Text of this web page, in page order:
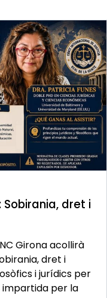
dret i
Girona acollirà
dret i
i jurídics per
impartida per la